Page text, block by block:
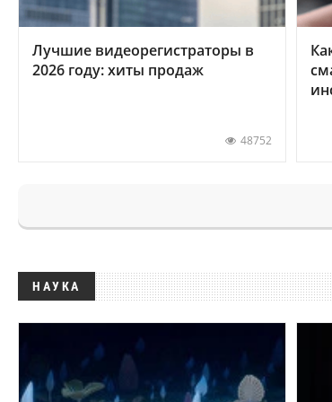
Лучшие видеорегистраторы в
2026 году: хиты продаж
48752
НАУКА